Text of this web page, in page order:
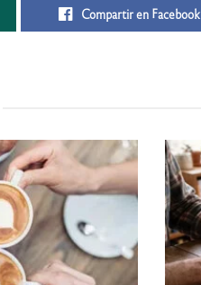
Compartir en Facebook